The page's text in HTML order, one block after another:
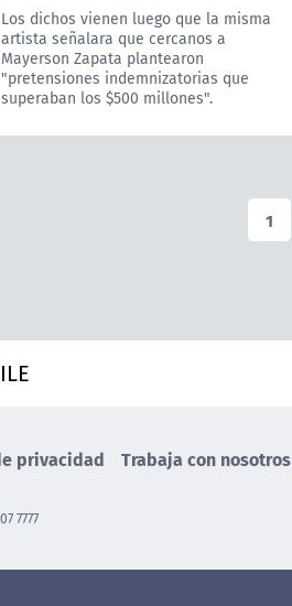
Los dichos vienen luego que la misma
artista señalara que cercanos a
Mayerson Zapata plantearon
"pretensiones indemnizatorias que
superaban los $500 millones".
1
privacidad Trabaja con nosotros
7777